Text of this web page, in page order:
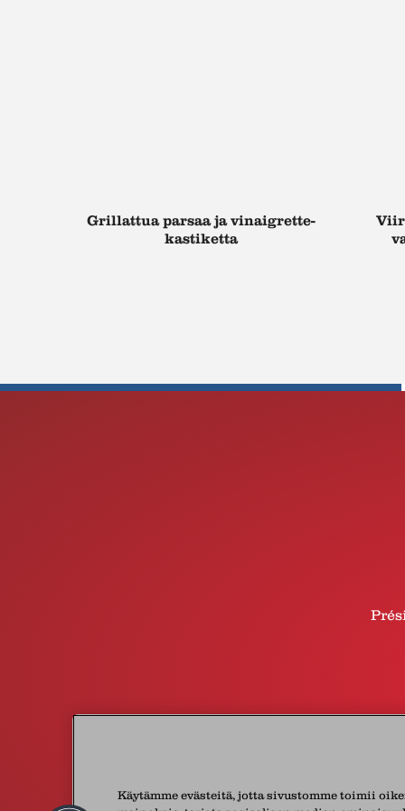
Grillattua parsaa ja vinaigrette-
kastiketta
Käytämme evästeitä, jotta sivustomme toimii